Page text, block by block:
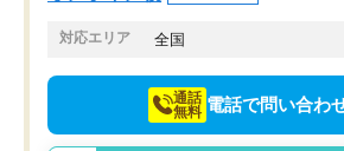
てきたので、さらに苦手な数学も追加
でお願いしました。来年の高校受験に
対応エリア 全国
通話
無料 電話で問い合わ